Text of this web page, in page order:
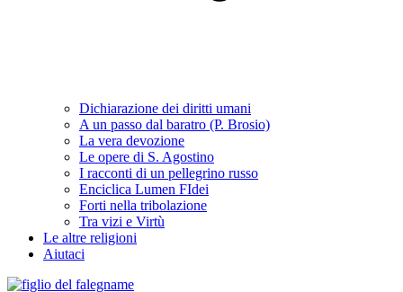
Dichiarazione dei diritti umani
A un passo dal baratro (P. Brosio)
La vera devozione
Le opere di S. Agostino
I racconti di un pellegrino russo
Enciclica Lumen FIdei
Forti nella tribolazione
Tra vizi e Virtù
Le altre religioni
Aiutaci